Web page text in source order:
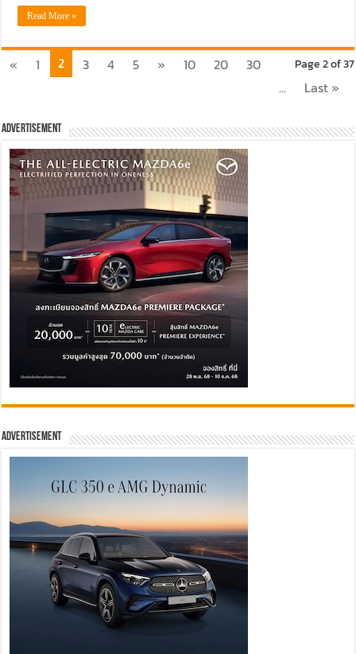
Read More »
Page 2 of 37
« 1 2 3 4 5 » 10 20
30
...
Last »
Advertisement
Advertisement